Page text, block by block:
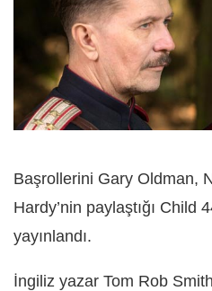
Başrollerini Gary Oldman,
Hardy’nin paylaştığı Child
yayınlandı.
İngiliz yazar Tom Rob